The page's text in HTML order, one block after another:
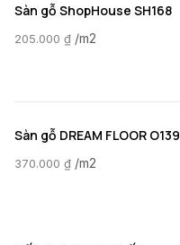
Sàn gỗ ShopHouse SH168
205.000 ₫ /m2
Sàn gỗ DREAM FLOOR O139
370.000 ₫ /m2